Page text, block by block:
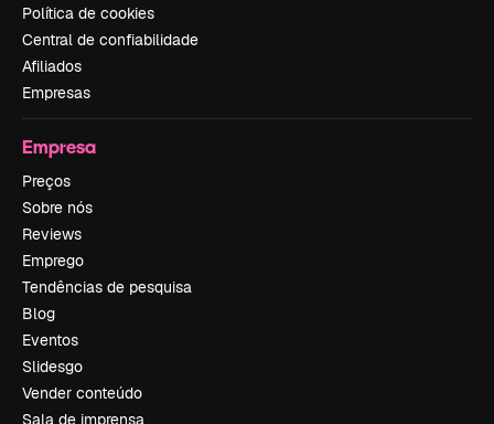
Política de cookies
Central de confiabilidade
Afiliados
Empresas
Empresa
Preços
Sobre nós
Reviews
Emprego
Tendências de pesquisa
Blog
Eventos
Slidesgo
Vender conteúdo
Sala de imprensa